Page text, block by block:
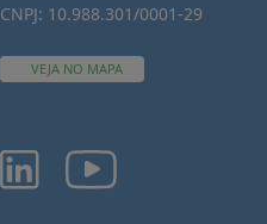
CNPJ: 10.988.301/0001-29
VEJA NO MAPA